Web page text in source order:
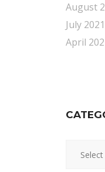
August
July 2021
April